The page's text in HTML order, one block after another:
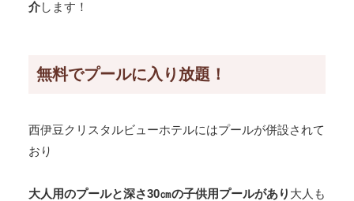
介します！
無料でプールに入り放題！
西伊豆クリスタルビューホテルにはプールが併設されて
おり
大人用のプールと深さ30㎝の子供用プールがあり 大人も